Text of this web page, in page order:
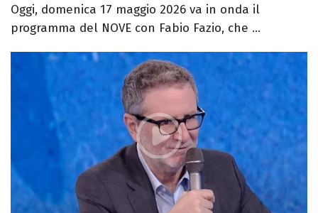
Oggi, domenica 17 maggio 2026 va in onda il
programma del NOVE con Fabio Fazio, che ...